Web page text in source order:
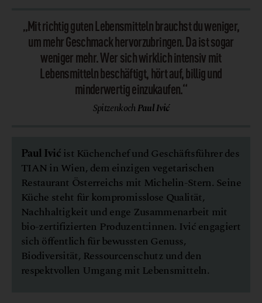
„Mit richtig guten Lebensmitteln brauchst du weniger,
um mehr Geschmack hervorzubringen. Da ist sogar
weniger mehr. Wer sich wirklich intensiv mit
Lebensmitteln beschäftigt, hört auf, billig und
minderwertig einzukaufen.“
SpitzenkochPaul Ivić
Paul Ivićist Küchenchef und Geschäftsführer des
TIAN in Wien, dem einzigen vegetarischen
Restaurant Österreichs mit Michelin-Stern. Seine
Küche steht für kompromisslose Qualität,
Nachhaltigkeit und enge Zusammenarbeit mit
bio-zertifizierten Produzent:innen. Ivić engagiert
sich öffentlich für bewussten Genuss,
Biodiversität, Ressourcenschutz und den
respektvollen Umgang mit Lebensmitteln.